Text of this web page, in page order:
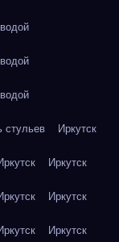
Иркутск
Иркутск
Иркутск
Иркутск